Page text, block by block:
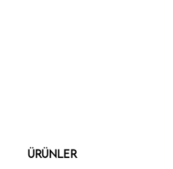
ÜRÜNLER